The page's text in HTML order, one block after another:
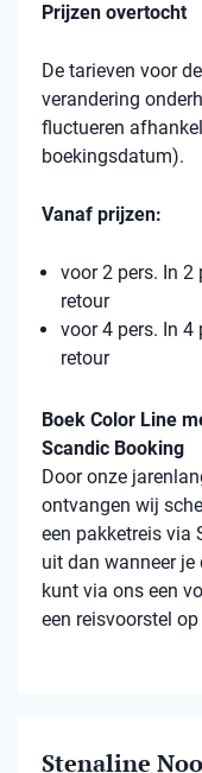
Prijzen overtocht
De tarieven voor
verandering
fluctueren
boekingsdatum).
Vanaf prijzen:
voor 2 pers. In 2
retour
voor 4 pers. In 4
retour
Boek Color Line
Scandic Booking
Door onze
ontvangen wij
een pakketreis via
uit dan wanneer
kunt via ons een
een reisvoorstel
Stenaline